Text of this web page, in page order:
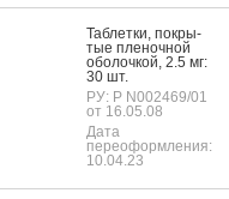
Таб­летки, пок­ры­
тые пле­ноч­ной
обо­лоч­кой, 2.5 мг:
30 шт.
РУ: Р N002469/01
от 16.05.08
Дата
переоформления:
10.04.23